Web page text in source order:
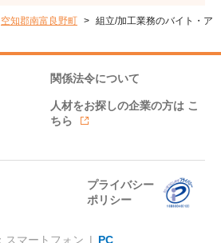
空知郡南富良野町
組立/加工業務のバイト・ア
関係法令について
人材をお探しの企業の方は こ
ちら
プライバシー
ポリシー
スマートフォン | PC